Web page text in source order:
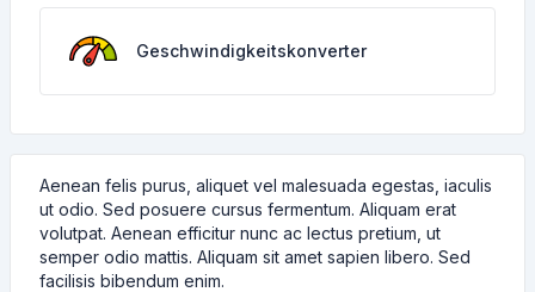
Geschwindigkeitskonverter
Aenean felis purus, aliquet vel malesuada egestas, iaculis
ut odio. Sed posuere cursus fermentum. Aliquam erat
volutpat. Aenean efficitur nunc ac lectus pretium, ut
semper odio mattis. Aliquam sit amet sapien libero. Sed
facilisis bibendum enim.